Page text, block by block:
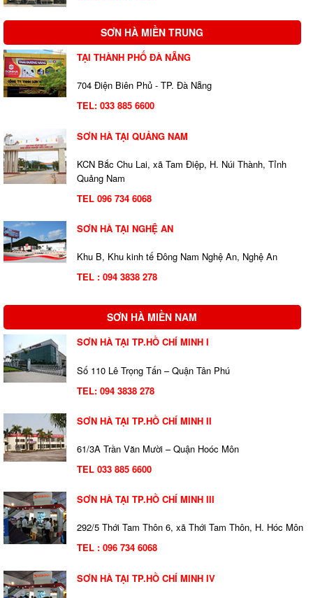
SƠN HÀ MIỀN TRUNG
TẠI THÀNH PHỐ ĐÀ NẴNG
704 Điện Biên Phủ - TP. Đà Nẵng
TEL: 033 885 6600
SƠN HÀ TẠI QUẢNG NAM
KCN Bắc Chu Lai, xã Tam Điệp, H. Núi Thành, Tỉnh
Quảng Nam
TEL 096 734 6068
SƠN HÀ TẠI NGHỆ AN
Khu B, Khu kinh tế Đông Nam Nghệ An, Nghệ An
TEL : 094 3838 278
SƠN HÀ MIỀN NAM
SƠN HÀ TẠI TP.HỒ CHÍ MINH I
Số 110 Lê Trọng Tấn – Quận Tân Phú
TEL: 094 3838 278
SƠN HÀ TẠI TP.HỒ CHÍ MINH II
61/3A Trần Văn Mười – Quận Hoóc Môn
TEL 033 885 6600
SƠN HÀ TẠI TP.HỒ CHÍ MINH III
292/5 Thới Tam Thôn 6, xã Thới Tam Thôn, H. Hóc Môn
TEL : 096 734 6068
SƠN HÀ TẠI TP.HỒ CHÍ MINH IV